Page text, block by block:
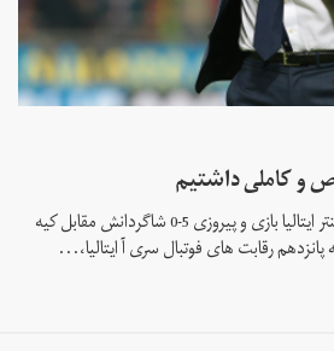
و کاملی داشتیم
لوچیانو اسپالتی، سرمربی تیم اینتر ایتالیا بازی و پیروزی 5-0 شاگردانش مقابل کیه
رقابت های فوتبال سری آ ایتالیا،...